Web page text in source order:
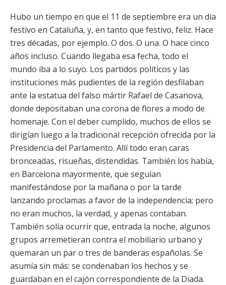
Hubo un tiempo en que el 11 de septiembre era un día
festivo en Cataluña, y, en tanto que festivo, feliz. Hace
tres décadas, por ejemplo. O dos. O una. O hace cinco
años incluso. Cuando llegaba esa fecha, todo el
mundo iba a lo suyo. Los partidos políticos y las
instituciones más pudientes de la región desfilaban
ante la estatua del falso mártir Rafael de Casanova,
donde depositaban una corona de flores a modo de
homenaje. Con el deber cumplido, muchos de ellos se
dirigían luego a la tradicional recepción ofrecida por la
Presidencia del Parlamento. Allí todo eran caras
bronceadas, risueñas, distendidas. También los había,
en Barcelona mayormente, que seguían
manifestándose por la mañana o por la tarde
lanzando proclamas a favor de la independencia; pero
no eran muchos, la verdad, y apenas contaban.
También solía ocurrir que, entrada la noche, algunos
grupos arremetieran contra el mobiliario urbano y
quemaran un par o tres de banderas españolas. Se
asumía sin más: se condenaban los hechos y se
guardaban en el cajón correspondiente de la Diada.